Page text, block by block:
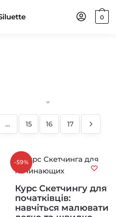
0
… 15 16 17
-59%
Курс Скетчингу для
початківців:
навчіться малювати